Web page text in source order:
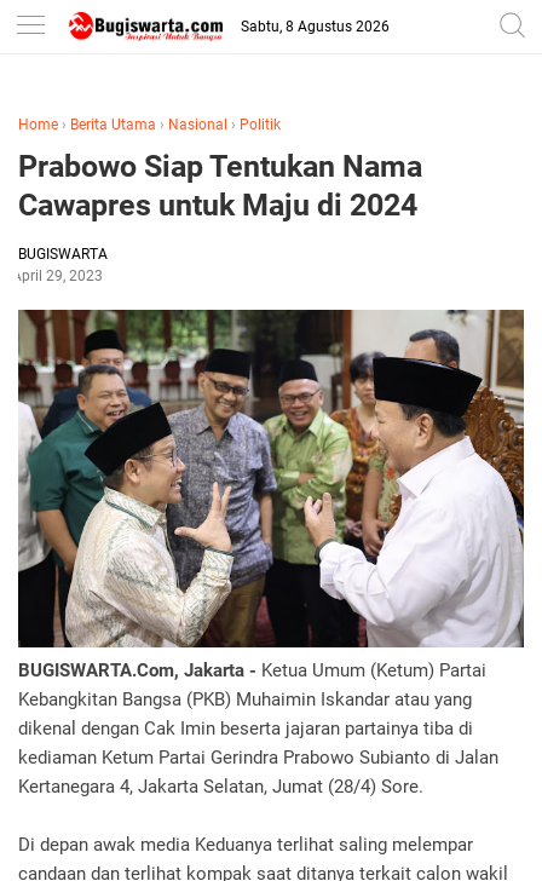
-->
Sabtu, 8 Agustus 2026
Home › Berita Utama › Nasional › Politik
Prabowo Siap Tentukan Nama
Cawapres untuk Maju di 2024
BUGISWARTA
April 29, 2023
BUGISWARTA.Com, Jakarta - Ketua Umum (Ketum) Partai
Kebangkitan Bangsa (PKB) Muhaimin Iskandar atau yang
dikenal dengan Cak Imin beserta jajaran partainya tiba di
kediaman Ketum Partai Gerindra Prabowo Subianto di Jalan
Kertanegara 4, Jakarta Selatan, Jumat (28/4) Sore.
Di depan awak media Keduanya terlihat saling melempar
candaan dan terlihat kompak saat ditanya terkait calon wakil